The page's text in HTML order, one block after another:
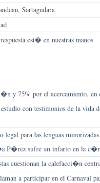
Sartagudara
est� en nuestras manos
y 75% por el acercamiento,
con testimonios de la vida
legal para las lenguas minorizadas
P�rez sufre un infarto en la
cuestionan la calefacci�n
a participar en el Carnaval